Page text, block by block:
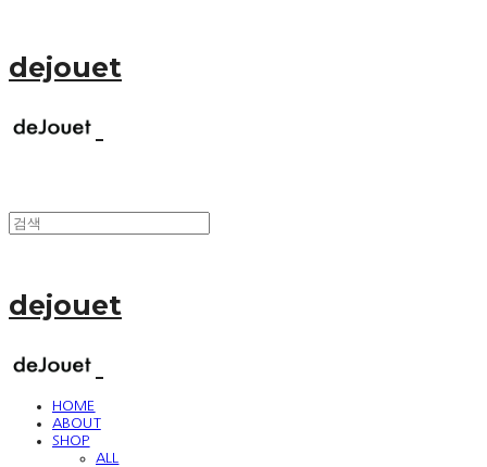
dejouet
dejouet
HOME
ABOUT
SHOP
ALL